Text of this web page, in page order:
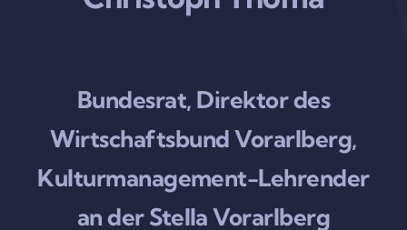
Bundesrat, Direktor des
Wirtschaftsbund Vorarlberg,
Kulturmanagement-Lehrender
an der Stella Vorarlberg